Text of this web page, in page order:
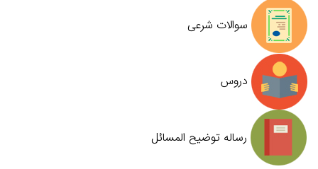
سوالات شرعی
دروس
رساله توضیح المسائل